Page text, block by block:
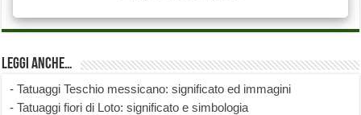
Leggi anche…
-Tatuaggi Teschio messicano: significato ed immagini
-Tatuaggi fiori di Loto: significato e simbologia